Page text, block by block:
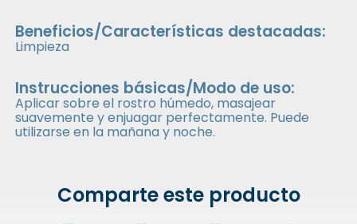
Beneficios/Características destacadas:
Limpieza
Instrucciones básicas/Modo de uso:
Aplicar sobre el rostro húmedo, masajear
suavemente y enjuagar perfectamente. Puede
utilizarse en la mañana y noche.
Comparte este producto